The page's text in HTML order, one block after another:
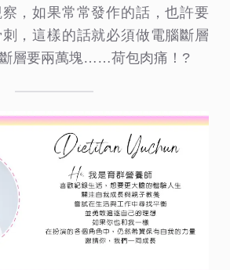
，如果常常發作的話，也許要
，這樣的話就必須做電腦斷層
層要兩萬塊……荷包肉痛！?